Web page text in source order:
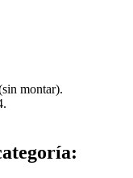
montar).